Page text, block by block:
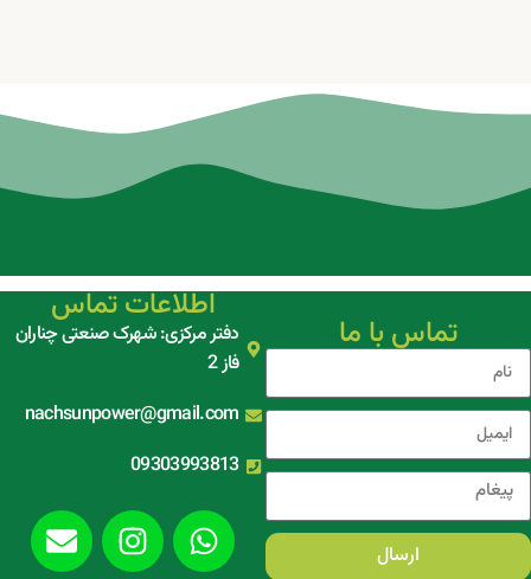
تماس با ما
ارسال
اطلاعات تماس
دفتر مرکزی: شهرک صنعتی چناران
فاز 2
nachsunpower@gmail.com
09303993813